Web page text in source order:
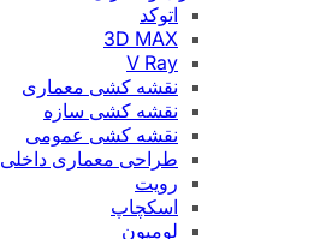
اتوکد
3D MAX
V Ray
نقشه کشی معماری
نقشه کشی سازه
نقشه کشی عمومی
طراحی معماری داخلی
رویت
اسکچاپ
لومیون